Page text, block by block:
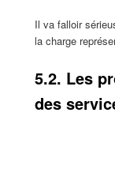
Il va falloir
la charge
5.2. Les
des